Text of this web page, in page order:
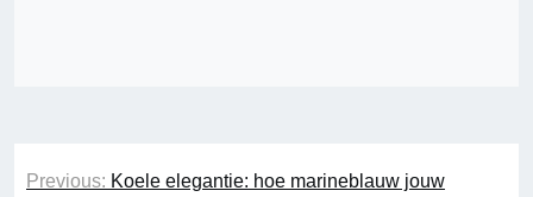
Berichtnavigatie
Previous: Koele elegantie: hoe marineblauw jouw